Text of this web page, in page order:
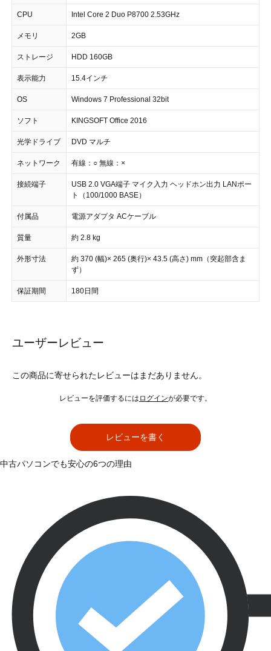
CPU Intel Core 2 Duo P8700 2.53GHz
メモリ 2GB
ストレージ HDD 160GB
表示能力 15.4インチ
OS Windows 7 Professional 32bit
ソフト KINGSOFT Office 2016
光学ドライブ DVD マルチ
ネットワーク 有線：○ 無線：×
接続端子
USB 2.0 VGA端子 マイク入力 ヘッドホン出力 LANポー
ト（100/1000 BASE）
付属品 電源アダプタ ACケーブル
質量 約 2.8 kg
外形寸法
約 370 (幅)× 265 (奥行)× 43.5 (高さ) mm（突起部含ま
ず）
保証期間 180日間
ユーザーレビュー
この商品に寄せられたレビューはまだありません。
レビューを評価するには ログインが必要です。
レビューを書く
中古パソコンでも安心の6つの理由